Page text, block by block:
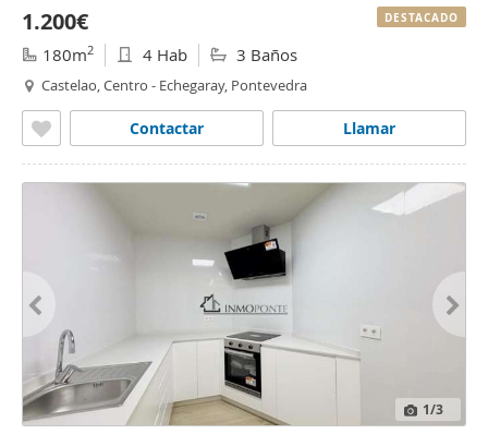
1.200€
180m2 4 Hab 3 Baños
Castelao, Centro - Echegaray, Pontevedra
Llamar
Contactar
DESTACADO
1/3